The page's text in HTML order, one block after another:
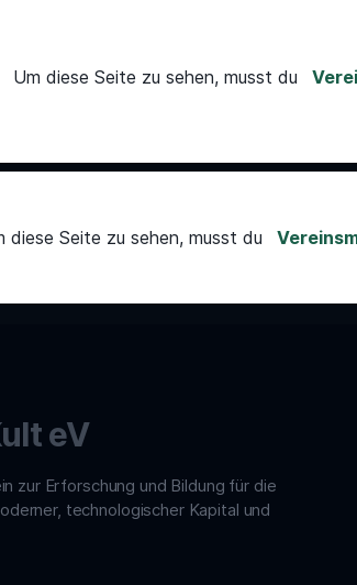
Um diese Seite zu sehen, musst du
diese Seite zu sehen, musst du
eV
zur Erforschung und Bildung für die
technologischer Kapital und